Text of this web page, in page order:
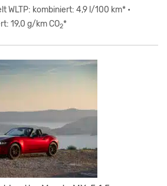
WLTP: kombiniert: 4,9 l/100 km* •
19,0 g/km CO2*